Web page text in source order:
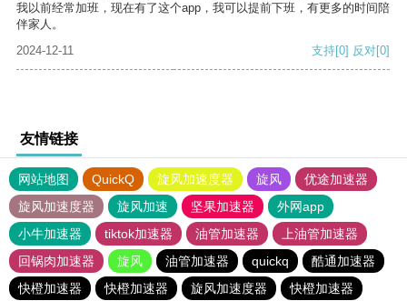
我以前经常加班，现在有了这个app，我可以提前下班，有更多的时间陪
伴家人。
2024-12-11
支持[0] 反对[0]
友情链接
网站地图 QuickQ 旋风加速度器 旋风
优途加速器
旋风加速度器
旋风加速 坚果加速器
外网app
小牛加速器
tiktok加速器 油管加速器
上油管加速器
回锅肉加速器
旋风 油管加速器 quickq
酷通加速器
快橙加速器
快橙加速器 旋风加速度器 快橙加速器